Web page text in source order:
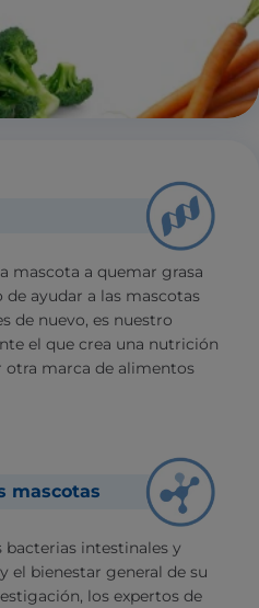
mascota a quemar grasa
ayudar a las mascotas
de nuevo, es nuestro
el que crea una nutrición
otra marca de alimentos
mascotas
intestinales y
el bienestar general de su
los expertos de